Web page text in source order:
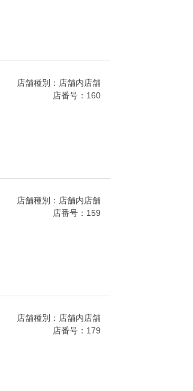
店舗種別：店舗内店舗
店番号：160
店舗種別：店舗内店舗
店番号：159
店舗種別：店舗内店舗
店番号：179